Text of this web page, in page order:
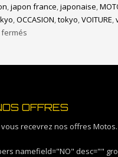
,japon france,japonaise,
,OCCASION,tokyo,VOITURE,
OFFRES
recevrez nos offres Motos.
namefield="NO" desc=""